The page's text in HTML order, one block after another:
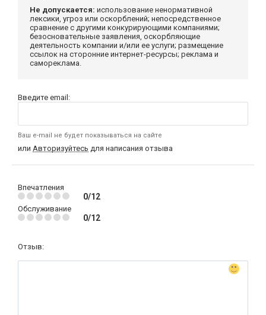
Не допускается: использование ненормативной
лексики, угроз или оскорблений; непосредственное
сравнение с другими конкурирующими компаниями;
безосновательные заявления, оскорбляющие
деятельность компании и/или ее услуги; размещение
ссылок на сторонние интернет-ресурсы; реклама и
самореклама.
Введите email:
Ваш e-mail не будет показываться на сайте
или Авторизуйтесь для написания отзыва
Впечатления
0/12
Обслуживание
0/12
Отзыв: